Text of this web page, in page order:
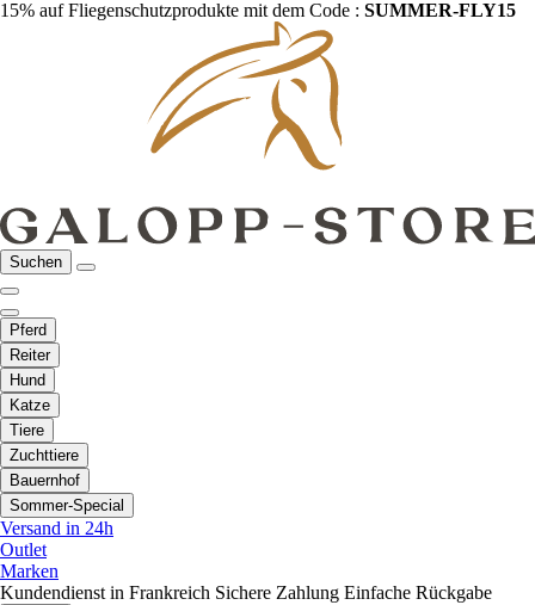
15% auf Fliegenschutzprodukte mit dem Code : SUMMER-FLY15
Suchen
Pferd
Reiter
Hund
Katze
Tiere
Zuchttiere
Bauernhof
Sommer-Special
Versand in 24h
Outlet
Marken
Kundendienst in Frankreich Sichere Zahlung Einfache Rückgabe